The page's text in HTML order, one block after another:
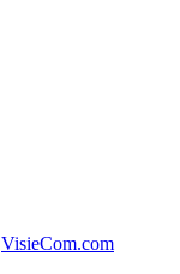
VisieCom.com